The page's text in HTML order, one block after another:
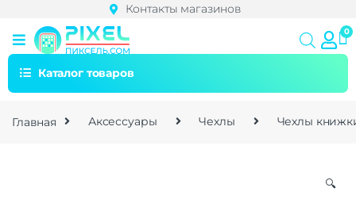
Контакты магазинов
Каталог товаров
Главная Аксессуары Чехлы Чехлы
🔍